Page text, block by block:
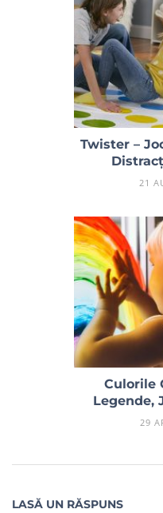
Twister –
21
Culorile
Legende,
29
LASĂ UN RĂSPUNS